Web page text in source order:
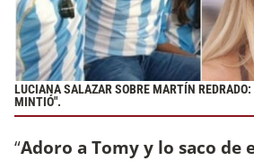
LUCIANA SALAZAR SOBRE MARTÍN
MINTIÓ".
“Adoro a Tomy y lo saco de